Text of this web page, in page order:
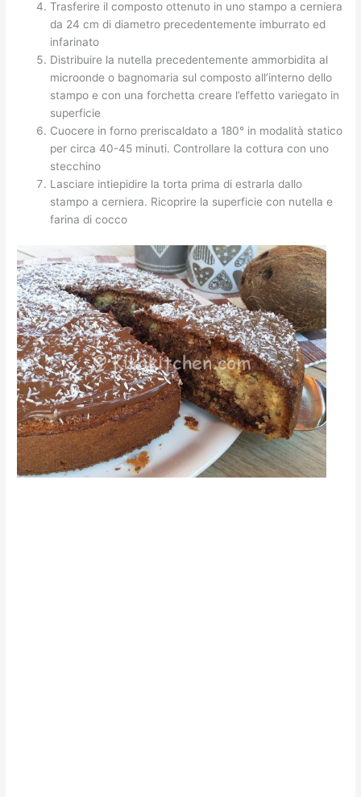
Trasferire il composto ottenuto in uno stampo a cerniera
da 24 cm di diametro precedentemente imburrato ed
infarinato
Distribuire la nutella precedentemente ammorbidita al
microonde o bagnomaria sul composto all’interno dello
stampo e con una forchetta creare l’effetto variegato in
superficie
Cuocere in forno preriscaldato a 180° in modalità statico
per circa 40-45 minuti. Controllare la cottura con uno
stecchino
Lasciare intiepidire la torta prima di estrarla dallo
stampo a cerniera. Ricoprire la superficie con nutella e
farina di cocco